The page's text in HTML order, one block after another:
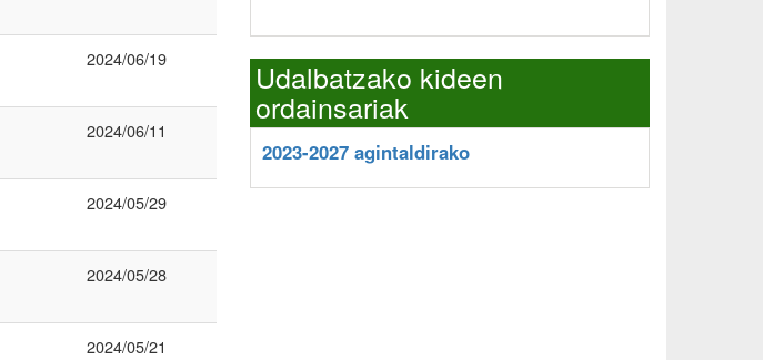
2024/06/19
2024/06/11
2024/05/29
2024/05/28
2024/05/21
Udalbatzako kideen
ordainsariak
2023-2027 agintaldirako